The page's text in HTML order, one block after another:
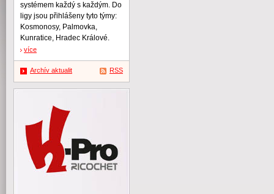
systémem každý s každým. Do
ligy jsou přihlášeny tyto týmy:
Kosmonosy, Palmovka,
Kunratice, Hradec Králové.
více
Archív aktualit RSS